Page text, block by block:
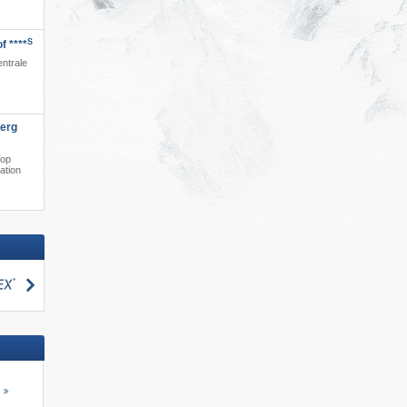
****S
suchen